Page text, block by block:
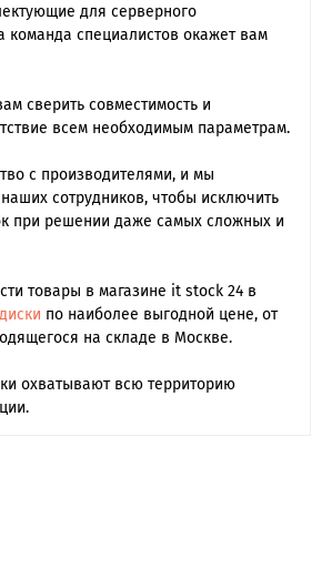
для серверного
команда специалиcтов окажет вам
сверить совместимость и
всем необходимым параметрам.
с производителями, и мы
сотрудников, чтобы исключить
при решении даже самых сложных и
товары в магазине it stock 24 в
по наиболее выгодной цене, от
на складе в Москве.
охватывают всю территорию